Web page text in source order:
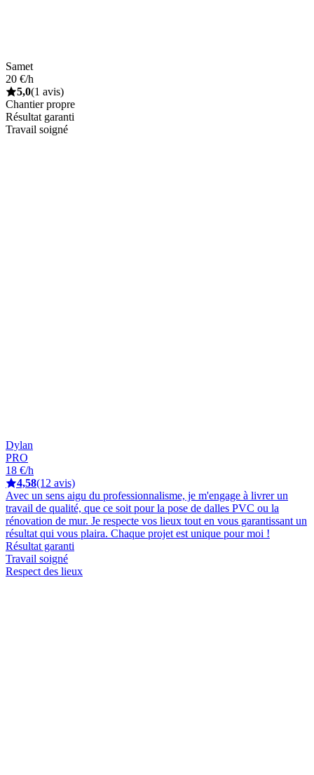
Samet
20 €/h
5,0(1 avis)
Chantier propre
Résultat garanti
Travail soigné
Dylan
PRO
18 €/h
4,58(12 avis)
Avec un sens aigu du professionnalisme, je m'engage à livrer un
travail de qualité, que ce soit pour la pose de dalles PVC ou la
rénovation de mur. Je respecte vos lieux tout en vous garantissant un
résultat qui vous plaira. Chaque projet est unique pour moi !
Résultat garanti
Travail soigné
Respect des lieux